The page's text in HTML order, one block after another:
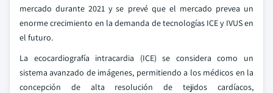
mercado durante 2021 y se prevé que el mercado prevea un
enorme crecimiento en la demanda de tecnologías ICE y IVUS en
el futuro.
La ecocardiografía intracardia (ICE) se considera como un
sistema avanzado de imágenes, permitiendo a los médicos en la
concepción de alta resolución de tejidos cardíacos,